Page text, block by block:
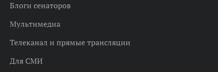
Блоги сенаторов
Мультимедиа
Телеканал и прямые трансляции
Для СМИ